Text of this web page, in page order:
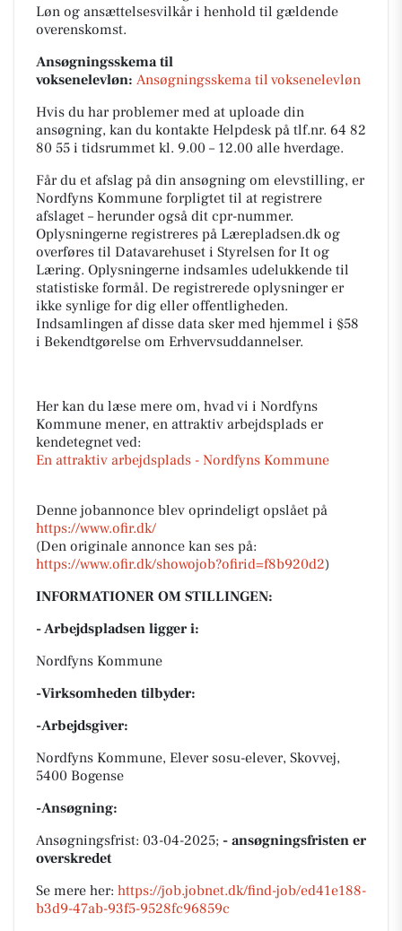
Løn og ansættelsesvilkår i henhold til gældende
overenskomst.
Ansøgningsskema til
voksenelevløn: Ansøgningsskema til voksenelevløn
Hvis du har problemer med at uploade din
ansøgning, kan du kontakte Helpdesk på tlf.nr. 64 82
80 55 i tidsrummet kl. 9.00 – 12.00 alle hverdage.
Får du et afslag på din ansøgning om elevstilling, er
Nordfyns Kommune forpligtet til at registrere
afslaget – herunder også dit cpr-nummer.
Oplysningerne registreres på Lærepladsen.dk og
overføres til Datavarehuset i Styrelsen for It og
Læring. Oplysningerne indsamles udelukkende til
statistiske formål. De registrerede oplysninger er
ikke synlige for dig eller offentligheden.
Indsamlingen af disse data sker med hjemmel i §58
i Bekendtgørelse om Erhvervsuddannelser.
Her kan du læse mere om, hvad vi i Nordfyns
Kommune mener, en attraktiv arbejdsplads er
kendetegnet ved:
En attraktiv arbejdsplads - Nordfyns Kommune
Denne jobannonce blev oprindeligt opslået på
https://www.ofir.dk/
(Den originale annonce kan ses på:
https://www.ofir.dk/showojob?ofirid=f8b920d2)
INFORMATIONER OM STILLINGEN:
- Arbejdspladsen ligger i:
Nordfyns Kommune
-Virksomheden tilbyder:
-Arbejdsgiver:
Nordfyns Kommune, Elever sosu-elever, Skovvej,
5400 Bogense
-Ansøgning:
Ansøgningsfrist: 03-04-2025; - ansøgningsfristen er
overskredet
Se mere her: https://job.jobnet.dk/find-job/ed41e188-
b3d9-47ab-93f5-9528fc96859c